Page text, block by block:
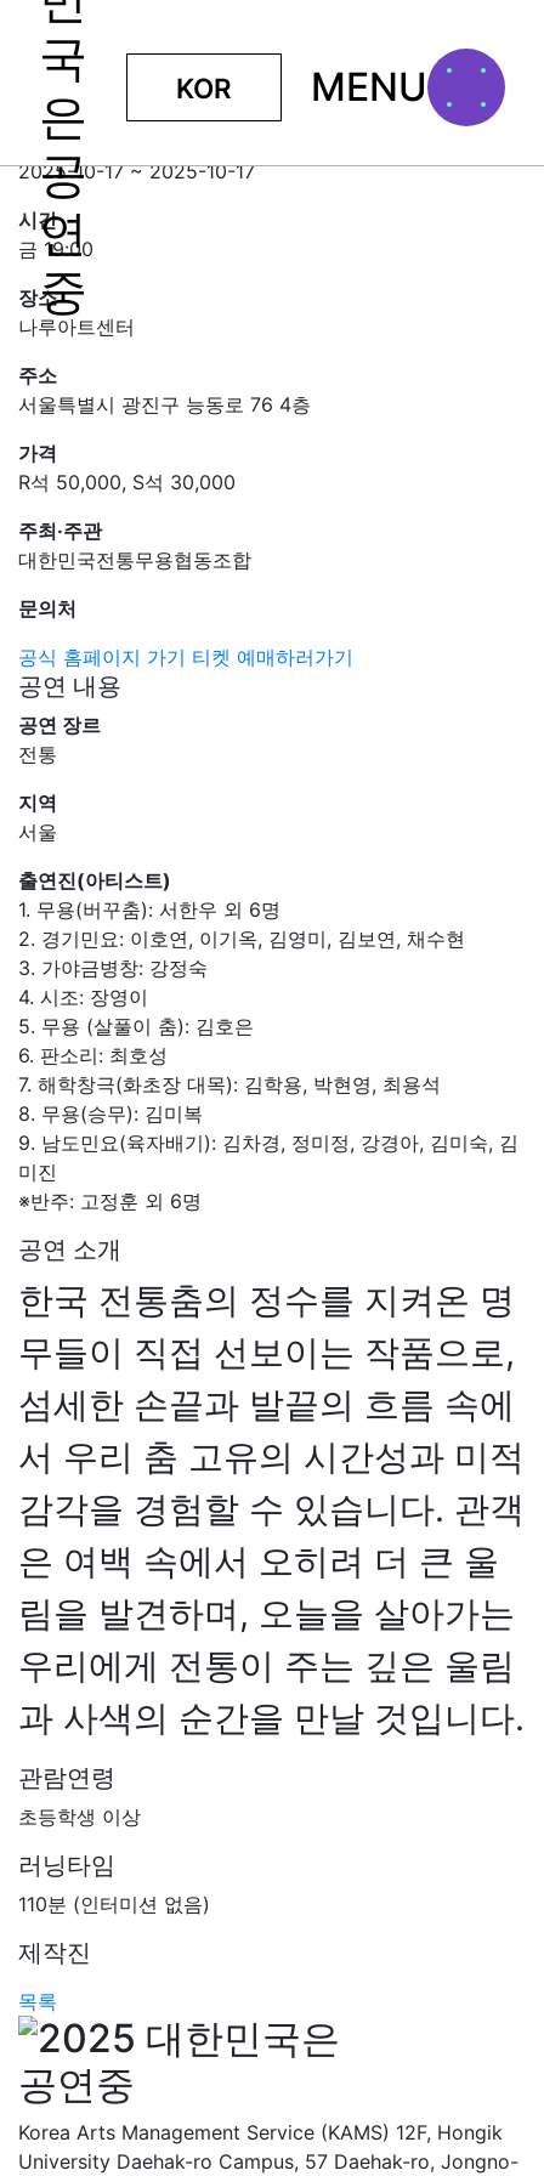
KOR MENU
대한민국전통협동조합 명무전 <여백>
일정
2025-10-17 ~ 2025-10-17
시간
금 19:00
장소
나루아트센터
주소
서울특별시 광진구 능동로 76 4층
가격
R석 50,000, S석 30,000
주최·주관
대한민국전통무용협동조합
문의처
공식 홈페이지 가기 티켓 예매하러가기
공연 내용
공연 장르
전통
지역
서울
출연진(아티스트)
1. 무용(버꾸춤): 서한우 외 6명
2. 경기민요: 이호연, 이기옥, 김영미, 김보연, 채수현
3. 가야금병창: 강정숙
4. 시조: 장영이
5. 무용 (살풀이 춤): 김호은
6. 판소리: 최호성
7. 해학창극(화초장 대목): 김학용, 박현영, 최용석
8. 무용(승무): 김미복
9. 남도민요(육자배기): 김차경, 정미정, 강경아, 김미숙, 김
미진
※반주: 고정훈 외 6명
공연 소개
한국 전통춤의 정수를 지켜온 명
무들이 직접 선보이는 작품으로,
섬세한 손끝과 발끝의 흐름 속에
서 우리 춤 고유의 시간성과 미적
감각을 경험할 수 있습니다. 관객
은 여백 속에서 오히려 더 큰 울
림을 발견하며, 오늘을 살아가는
우리에게 전통이 주는 깊은 울림
과 사색의 순간을 만날 것입니다.
관람연령
초등학생 이상
러닝타임
110분 (인터미션 없음)
제작진
목록
Korea Arts Management Service (KAMS) 12F, Hongik
University Daehak-ro Campus, 57 Daehak-ro, Jongno-